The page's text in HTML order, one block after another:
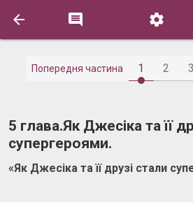
  
Попередня частина 1 2 3
5 глава.Як Джесіка та її
супергероями.
«Як Джесіка та її друзі стали